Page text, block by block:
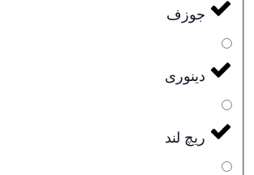
جوزف
دینوری
ریچ لند